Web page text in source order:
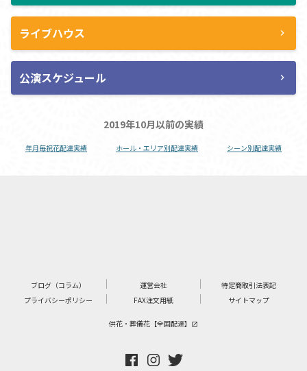
ライブハウス chevron_right
公演スケジュール chevron_right
2019年10月以前の実績
年月毎祝花配達実績 ホール・エリア別配達実績 シーン別配達実績
ブログ（コラム） 運営会社
特定商取引法表記
プライバシーポリシー
FAX注文用紙 サイトマップ
供花・葬儀花【全国配達】 launch